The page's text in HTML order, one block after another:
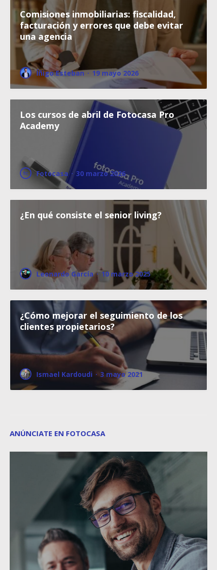
Comisiones inmobiliarias: fiscalidad,
facturación y errores que debe evitar
una agencia
Íñigo Esteban · 19 mayo 2026
Los cursos de abril de Fotocasa Pro
Academy
Fotocasa · 30 marzo 2026
¿En qué consiste el senior living?
Leonardo García · 10 marzo 2025
¿Cómo mejorar el seguimiento de los
clientes propietarios?
Ismael Kardoudi · 3 mayo 2021
ANÚNCIATE EN FOTOCASA